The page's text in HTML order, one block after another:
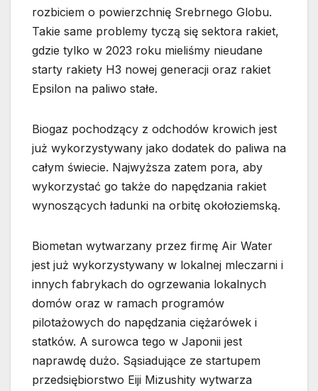
rozbiciem o powierzchnię Srebrnego Globu.
Takie same problemy tyczą się sektora rakiet,
gdzie tylko w 2023 roku mieliśmy nieudane
starty rakiety H3 nowej generacji oraz rakiet
Epsilon na paliwo stałe.
Biogaz pochodzący z odchodów krowich jest
już wykorzystywany jako dodatek do paliwa na
całym świecie. Najwyższa zatem pora, aby
wykorzystać go także do napędzania rakiet
wynoszących ładunki na orbitę okołoziemską.
Biometan wytwarzany przez firmę Air Water
jest już wykorzystywany w lokalnej mleczarni i
innych fabrykach do ogrzewania lokalnych
domów oraz w ramach programów
pilotażowych do napędzania ciężarówek i
statków. A surowca tego w Japonii jest
naprawdę dużo. Sąsiadujące ze startupem
przedsiębiorstwo Eiji Mizushity wytwarza